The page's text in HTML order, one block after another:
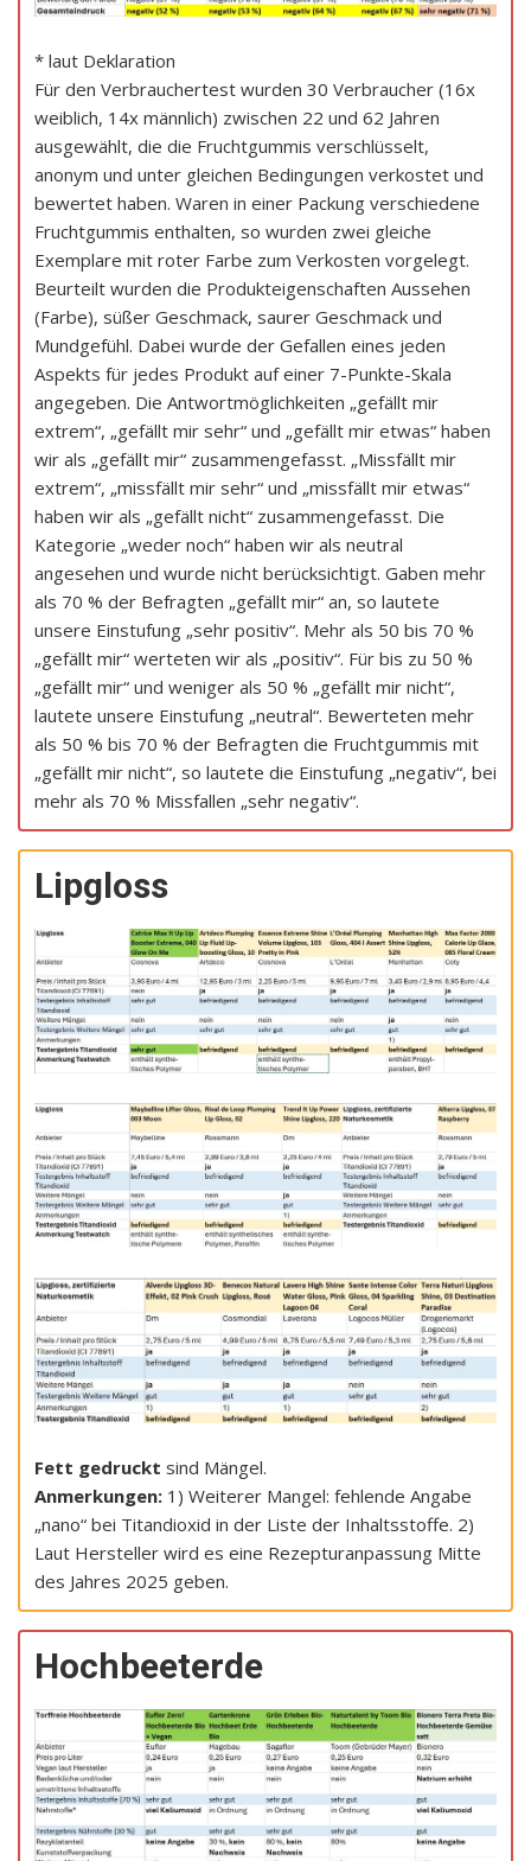
* laut Deklaration
Für den Verbrauchertest wurden 30 Verbraucher (16x
weiblich, 14x männlich) zwischen 22 und 62 Jahren
ausgewählt, die die Fruchtgummis verschlüsselt,
anonym und unter gleichen Bedingungen verkostet und
bewertet haben. Waren in einer Packung verschiedene
Fruchtgummis enthalten, so wurden zwei gleiche
Exemplare mit roter Farbe zum Verkosten vorgelegt.
Beurteilt wurden die Produkteigenschaften Aussehen
(Farbe), süßer Geschmack, saurer Geschmack und
Mundgefühl. Dabei wurde der Gefallen eines jeden
Aspekts für jedes Produkt auf einer 7-Punkte-Skala
angegeben. Die Antwortmöglichkeiten „gefällt mir
extrem“, „gefällt mir sehr“ und „gefällt mir etwas“ haben
wir als „gefällt mir“ zusammengefasst. „Missfällt mir
extrem“, „missfällt mir sehr“ und „missfällt mir etwas“
haben wir als „gefällt nicht“ zusammengefasst. Die
Kategorie „weder noch“ haben wir als neutral
angesehen und wurde nicht berücksichtigt. Gaben mehr
als 70 % der Befragten „gefällt mir“ an, so lautete
unsere Einstufung „sehr positiv“. Mehr als 50 bis 70 %
„gefällt mir“ werteten wir als „positiv“. Für bis zu 50 %
„gefällt mir“ und weniger als 50 % „gefällt mir nicht“,
lautete unsere Einstufung „neutral“. Bewerteten mehr
als 50 % bis 70 % der Befragten die Fruchtgummis mit
„gefällt mir nicht“, so lautete die Einstufung „negativ“, bei
mehr als 70 % Missfallen „sehr negativ“.
Lipgloss
Fett gedruckt sind Mängel.
Anmerkungen: 1) Weiterer Mangel: fehlende Angabe
„nano“ bei Titandioxid in der Liste der Inhaltsstoffe. 2)
Laut Hersteller wird es eine Rezepturanpassung Mitte
des Jahres 2025 geben.
Hochbeeterde